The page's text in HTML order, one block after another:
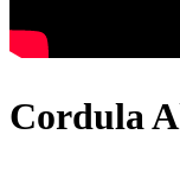
Cordula